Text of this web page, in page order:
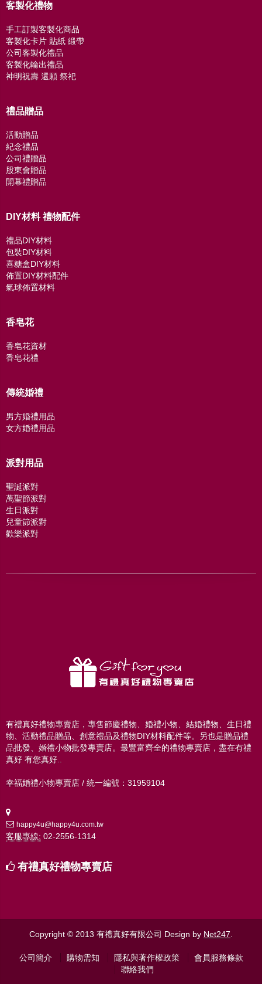
客製化禮物
手工訂製客製化商品
客製化卡片 貼紙 緞帶
公司客製化禮品
客製化輸出禮品
神明祝壽 還願 祭祀
禮品贈品
活動贈品
紀念禮品
公司禮贈品
股東會贈品
開幕禮贈品
DIY材料 禮物配件
禮品DIY材料
包裝DIY材料
喜糖盒DIY材料
佈置DIY材料配件
氣球佈置材料
香皂花
香皂花資材
香皂花禮
傳統婚禮
男方婚禮用品
女方婚禮用品
派對用品
聖誕派對
萬聖節派對
生日派對
兒童節派對
歡樂派對
有禮真好禮物專賣店，專售節慶禮物、婚禮小物、結婚禮物、生日禮
物、活動禮品贈品、創意禮品及禮物DIY材料配件等。另也是贈品禮
品批發、婚禮小物批發專賣店。最豐富齊全的禮物專賣店，盡在有禮
真好 有您真好..
幸福婚禮小物專賣店 / 統一編號：31959104
happy4u@happy4u.com.tw
客服專線: 02-2556-1314
有禮真好禮物專賣店
Copyright © 2013 有禮真好有限公司 Design by Net247
公司簡介 購物需知 隱私與著作權政策
會員服務條款
聯絡我們